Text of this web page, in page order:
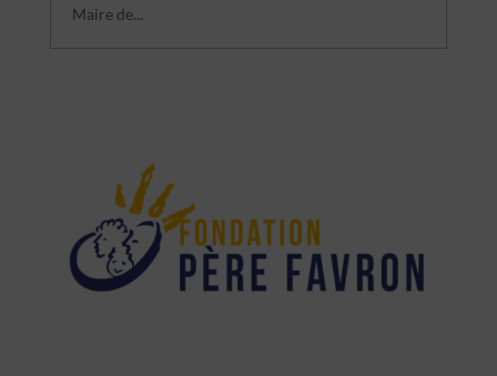
Maire de...